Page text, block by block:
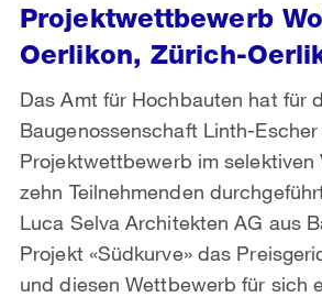
Projektwettbewerb
Oerlikon, Zürich-
Das Amt für Hochbauten hat für
Baugenossenschaft Linth-Escher
Projektwettbewerb im selektiven
zehn Teilnehmenden
Luca Selva Architekten AG aus
Projekt «Südkurve» das
und diesen Wettbewerb für sich